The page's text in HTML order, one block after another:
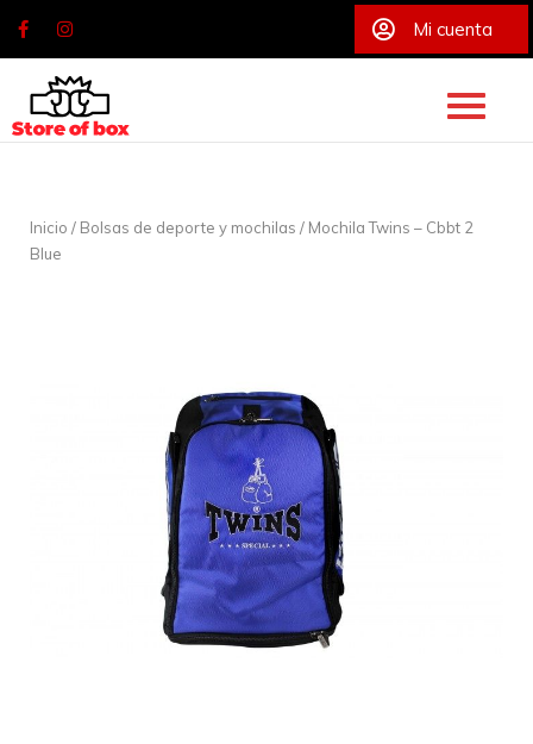
Mi cuenta
content
Inicio / Bolsas de deporte y mochilas / Mochila Twins – Cbbt 2
Blue